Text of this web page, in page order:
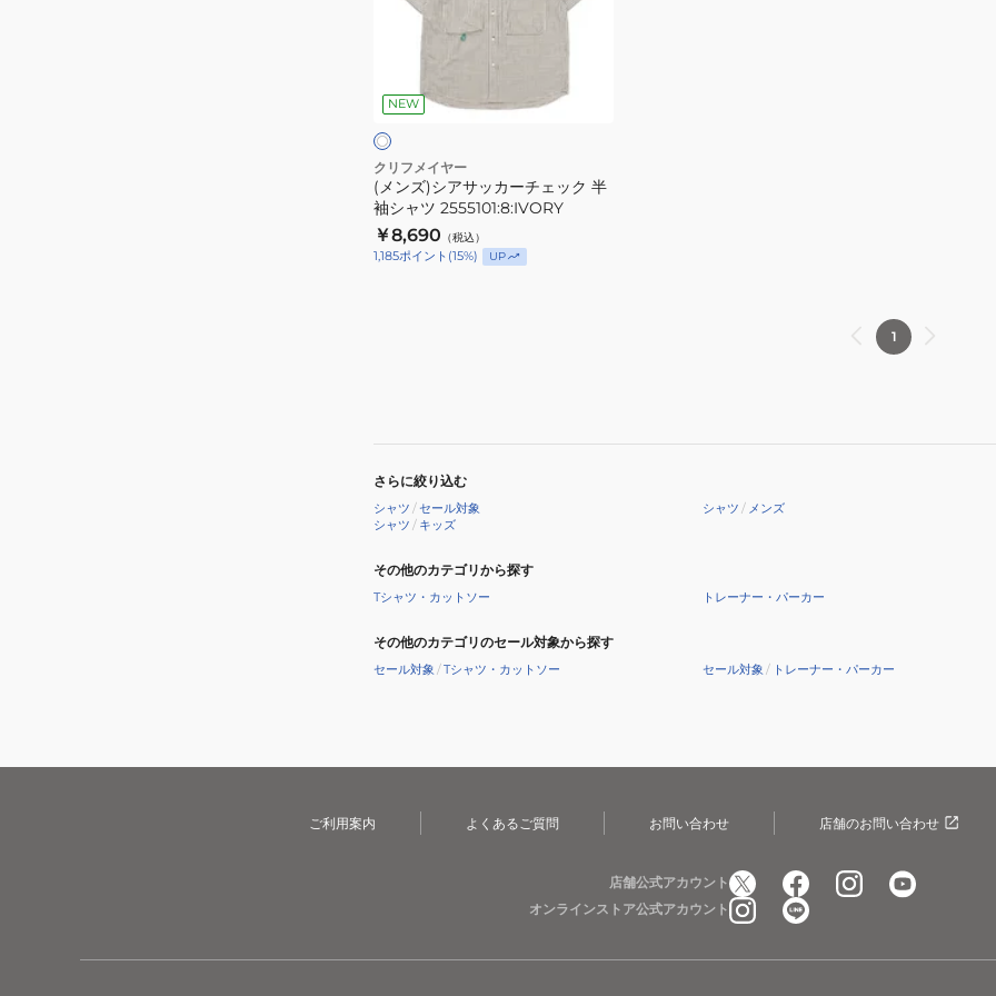
ー
チ
ェ
ッ
ク
半
NEW
クリフメイヤー
(メンズ)シアサッカーチェック 半
袖シャツ 2555101:8:IVORY
￥8,690 （税込）
1,185ポイント (15%) UP
1
さらに絞り込む
シャツ /セール対象 シャツ / メンズ
シャツ / キッズ
その他のカテゴリから探す
Tシャツ・カットソー トレーナー・パーカー
その他のカテゴリのセール対象から探す
セール対象 /Tシャツ・カットソー セール対象 / トレーナー・パーカー
ご利用案内 よくあるご質問 お問い合わせ 店舗のお問い合わせ
店舗公式アカウント
オンラインストア公式アカウント